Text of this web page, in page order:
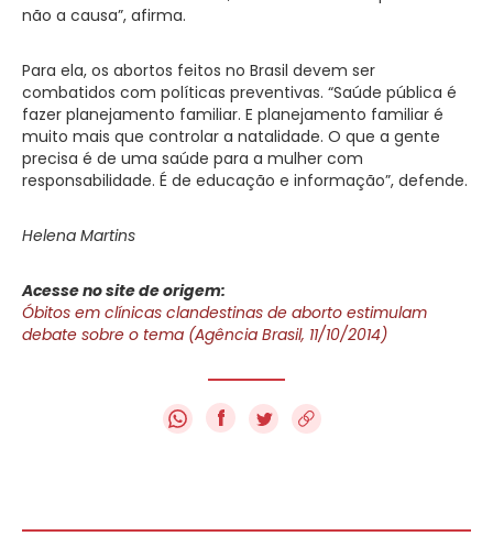
não a causa”, afirma.
Para ela, os abortos feitos no Brasil devem ser
combatidos com políticas preventivas. “Saúde pública é
fazer planejamento familiar. E planejamento familiar é
muito mais que controlar a natalidade. O que a gente
precisa é de uma saúde para a mulher com
responsabilidade. É de educação e informação”, defende.
Helena Martins
Acesse no site de origem:
Óbitos em clínicas clandestinas de aborto estimulam
debate sobre o tema (Agência Brasil, 11/10/2014)
f